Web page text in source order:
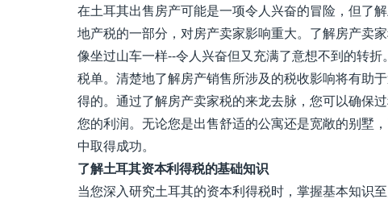
在土耳其出售房产可能是一项令人兴奋的冒险，但了
地产税的一部分，对房产卖家影响重大。了解房产卖
像坐过山车一样--令人兴奋但又充满了意想不到的转
税单。清楚地了解房产销售所涉及的税收影响将有助
得的。通过了解房产卖家税的来龙去脉，您可以确保
您的利润。无论您是出售舒适的公寓还是宽敞的别墅
中取得成功。
了解土耳其资本利得税的基础知识
当您深入研究土耳其的资本利得税时，掌握基本知识